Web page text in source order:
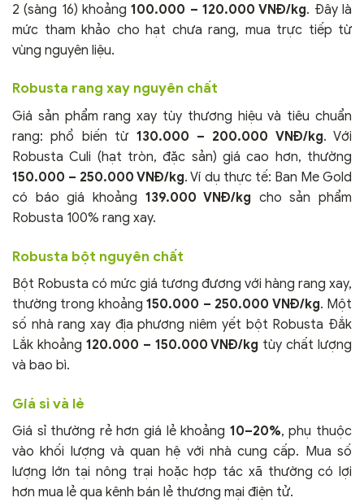
2 (sàng 16) khoảng100.000 – 120.000 VNĐ/kg. Đây là
mức tham khảo cho hạt chưa rang, mua trực tiếp từ
vùng nguyên liệu.
Robusta rang xay nguyên chất
Giá sản phẩm rang xay tùy thương hiệu và tiêu chuẩn
rang: phổ biến từ 130.000 – 200.000 VNĐ/kg. Với
Robusta Culi (hạt tròn, đặc sản) giá cao hơn, thường
150.000 – 250.000 VNĐ/kg. Ví dụ thực tế: Ban Me Gold
có báo giá khoảng 139.000 VNĐ/kg cho sản phẩm
Robusta 100% rang xay.
Robusta bột nguyên chất
Bột Robusta có mức giá tương đương với hàng rang xay,
thường trong khoảng150.000 – 250.000 VNĐ/kg. Một
số nhà rang xay địa phương niêm yết bột Robusta Đắk
Lắk khoảng 120.000 – 150.000 VNĐ/kg tùy chất lượng
và bao bì.
Giá sỉ và lẻ
Giá sỉ thường rẻ hơn giá lẻ khoảng 10–20%, phụ thuộc
vào khối lượng và quan hệ với nhà cung cấp. Mua số
lượng lớn tại nông trại hoặc hợp tác xã thường có lợi
hơn mua lẻ qua kênh bán lẻ thương mại điện tử.